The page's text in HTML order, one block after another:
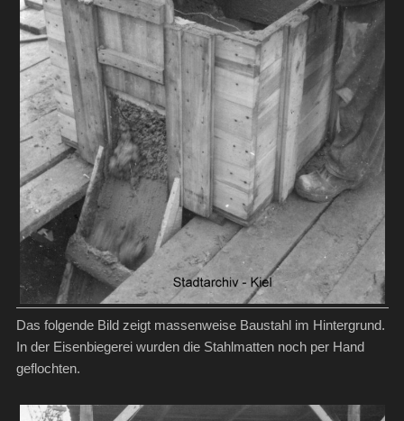
Das folgende Bild zeigt massenweise Baustahl im Hintergrund.
In der Eisenbiegerei wurden die Stahlmatten noch per Hand
geflochten.